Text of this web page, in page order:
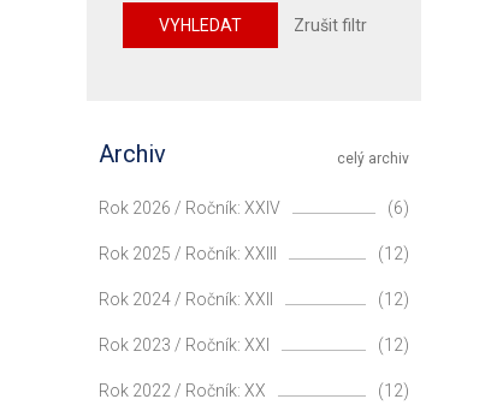
VYHLEDAT Zrušit filtr
celý archiv
Archiv
Rok 2026 / Ročník: XXIV (6)
Rok 2025 / Ročník: XXIII (12)
Rok 2024 / Ročník: XXII (12)
Rok 2023 / Ročník: XXI (12)
Rok 2022 / Ročník: XX (12)